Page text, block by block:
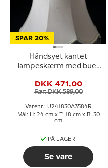
SPAR 20%
Håndsyet kantet
lampeskærm med buer
med off white silke
DKK 471,00
Før: DKK 589,00
Varenr.: U241830A3584R
Mål: H: 24 cm x T: 18 cm x B: 30
cm
PÅ LAGER
Se vare